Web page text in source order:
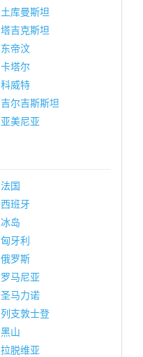
土库曼斯坦
塔吉克斯坦
东帝汶
卡塔尔
科威特
吉尔吉斯斯坦
亚美尼亚
法国
西班牙
冰岛
匈牙利
俄罗斯
罗马尼亚
圣马力诺
列支敦士登
黑山
拉脱维亚